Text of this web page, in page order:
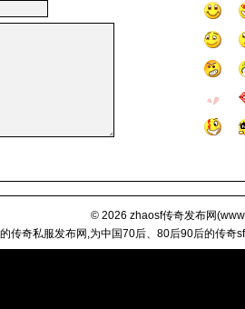
© 2026 zhaosf传奇发布网(
传奇私服发布网,为中国70后、80后90后的传